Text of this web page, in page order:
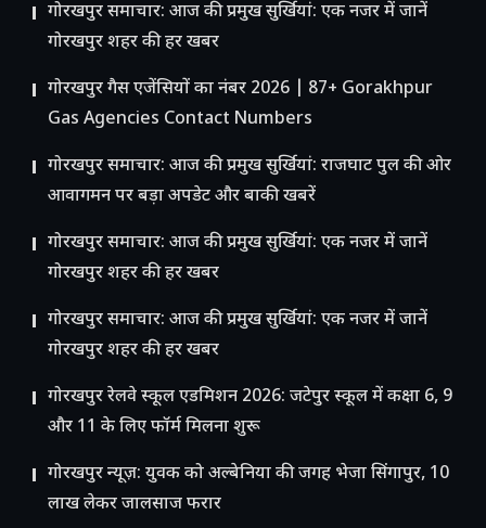
गोरखपुर समाचार: आज की प्रमुख सुर्खियां: एक नजर में जानें
गोरखपुर शहर की हर खबर
गोरखपुर गैस एजेंसियों का नंबर 2026 | 87+ Gorakhpur
Gas Agencies Contact Numbers
गोरखपुर समाचार: आज की प्रमुख सुर्खियां: राजघाट पुल की ओर
आवागमन पर बड़ा अपडेट और बाकी खबरें
गोरखपुर समाचार: आज की प्रमुख सुर्खियां: एक नजर में जानें
गोरखपुर शहर की हर खबर
गोरखपुर समाचार: आज की प्रमुख सुर्खियां: एक नजर में जानें
गोरखपुर शहर की हर खबर
गोरखपुर रेलवे स्कूल एडमिशन 2026: जटेपुर स्कूल में कक्षा 6, 9
और 11 के लिए फॉर्म मिलना शुरू
गोरखपुर न्यूज़: युवक को अल्बेनिया की जगह भेजा सिंगापुर, 10
लाख लेकर जालसाज फरार